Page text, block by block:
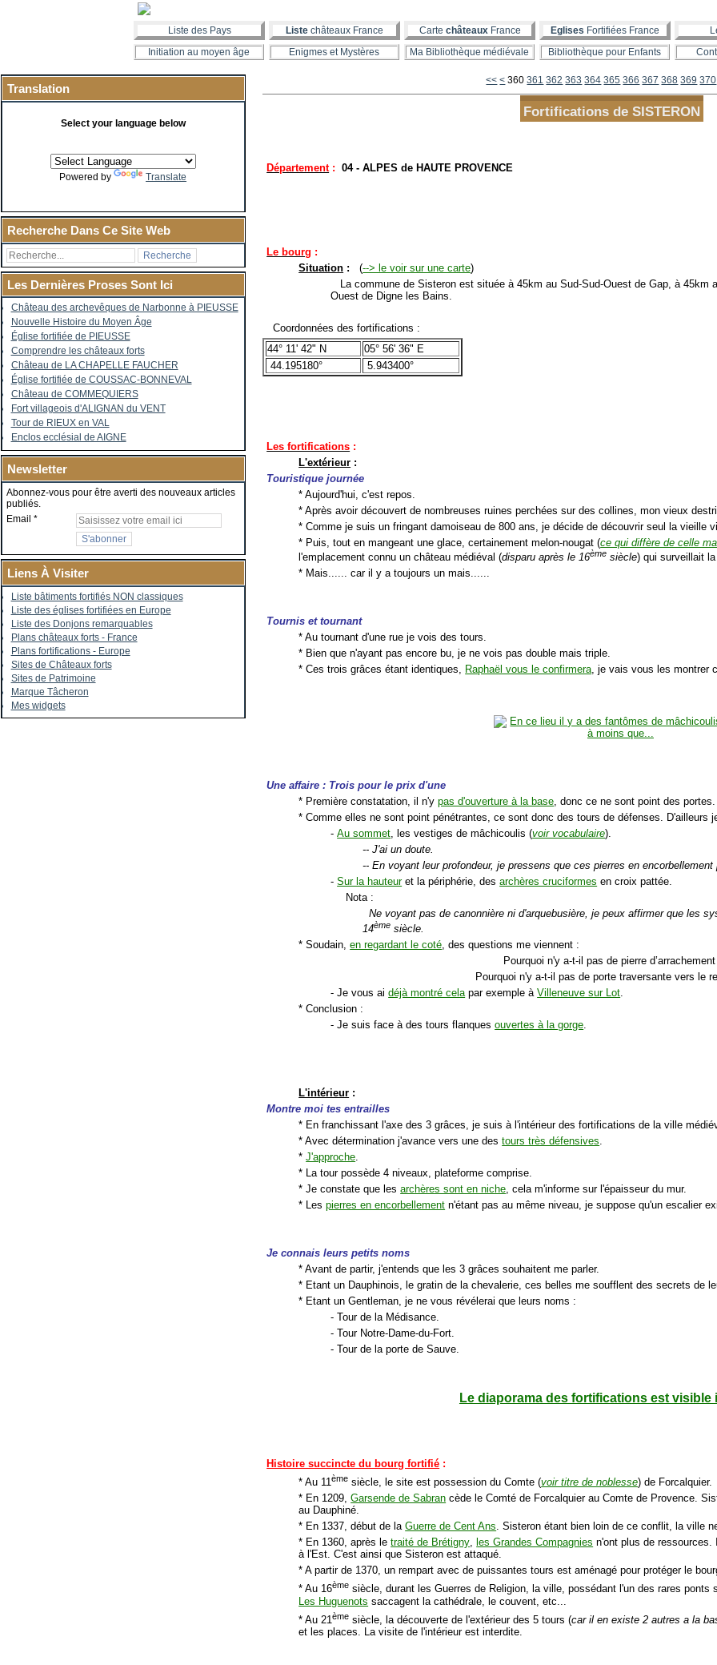
Liste des Pays Liste châteaux France Carte châteauxFrance Eglises Fortifiées France
Initiation au moyen âge
Enigmes et Mystères Ma Bibliothèque médiévale Bibliothèque pour Enfants
Translation
Select your language below
Powered by Translate
Recherche Dans Ce Site Web
Les Dernières Proses Sont Ici
Château des archevêques de Narbonne à PIEUSSE
Nouvelle Histoire du Moyen Âge
Église fortifiée de PIEUSSE
Comprendre les châteaux forts
Château de LA CHAPELLE FAUCHER
Église fortifiée de COUSSAC-BONNEVAL
Château de COMMEQUIERS
Fort villageois d'ALIGNAN du VENT
Tour de RIEUX en VAL
Enclos ecclésial de AIGNE
Newsletter
Abonnez-vous pour être averti des nouveaux articles
publiés.
Email
Liens À Visiter
Liste bâtiments fortifiés NON classiques
Liste des églises fortifiées en Europe
Liste des Donjons remarquables
Plans châteaux forts - France
Plans fortifications - Europe
Sites de Châteaux forts
Sites de Patrimoine
Marque Tâcheron
Mes widgets
<< < 300
310
320
330
340
350
360 361 362 363 364 365 366 367 368 369 370
Fortifications de SISTERON
Département : 04 - ALPES de HAUTE PROVENCE
Le bourg :
Situation : (--> le voir sur une carte)
La commune de Sisteron est située à 45km au Sud-Sud-Ouest de Gap, à 45km
Ouest de Digne les Bains.
Coordonnées des fortifications :
44° 11' 42" N
05° 56' 36" E
44.195180°
5.943400°
Les fortifications :
L'extérieur :
Touristique journée
* Aujourd'hui, c'est repos.
* Après avoir découvert de nombreuses ruines perchées sur des collines, mon vieux
* Comme je suis un fringant damoiseau de 800 ans, je décide de découvrir seul la vieille
* Puis, tout en mangeant une glace, certainement melon-nougat (ce qui diffère de celle
l'emplacement connu un château médiéval (disparu après le 16ème siècle) qui surveillait
* Mais...... car il y a toujours un mais......
Tournis et tournant
* Au tournant d'une rue je vois des tours.
* Bien que n'ayant pas encore bu, je ne vois pas double mais triple.
* Ces trois grâces étant identiques, Raphaël vous le confirmera, je vais vous les montrer
Une affaire : Trois pour le prix d'une
* Première constatation, il n'ypas d'ouverture à la base, donc ce ne sont point des portes.
* Comme elles ne sont point pénétrantes, ce sont donc des tours de défenses. D'ailleurs
-Au sommet, les vestiges de mâchicoulis (voir vocabulaire).
-- J'ai un doute.
-- En voyant leur profondeur, je pressens que ces pierres en
-Sur la hauteuret la périphérie, desarchères cruciformes en croix pattée.
Nota :
Ne voyant pas de canonnière ni d'arquebusière, je peux affirmer que les
14ème siècle.
* Soudain,en regardant le coté , des questions me viennent :
Pourquoi n'y a-t-il pas de pierre
Pourquoi n'y a-t-il pas de porte traversante vers le
- Je vous aidéjà montré cela par exemple àVilleneuve sur Lot
* Conclusion :
- Je suis face à des tours flanquesouvertes à la gorge
L'intérieur :
Montre moi tes entrailles
* En franchissant l'axe des 3 grâces, je suis à l'intérieur des fortifications de la ville
* Avec détermination j'avance vers une destours très défensives
*J'approche
* La tour possède 4 niveaux, plateforme comprise.
* Je constate que lesarchères sont en niche , cela m'informe sur l'épaisseur du mur.
* Lespierres en encorbellement n'étant pas au même niveau, je suppose qu'un escalier
Je connais leurs petits noms
* Avant de partir, j'entends que les 3 grâces souhaitent me parler.
* Etant un Dauphinois, le gratin de la chevalerie, ces belles me soufflent des secrets de
* Etant un Gentleman, je ne vous révélerai que leurs noms :
- Tour de la Médisance.
- Tour Notre-Dame-du-Fort.
- Tour de la porte de Sauve.
Le diaporama des fortifications est visible
Histoire succincte du bourg fortifié :
* Au 11ème siècle, le site est possession du Comte (voir titre de noblesse) de Forcalquier.
* En 1209,Garsende de Sabran cède le Comté de Forcalquier au Comte de Provence.
au Dauphiné.
* En 1337, début de laGuerre de Cent Ans. Sisteron étant bien loin de ce conflit, la ville
* En 1360, après letraité de Brétigny, les Grandes Compagnies n'ont plus de ressources.
à l'Est. C'est ainsi que Sisteron est attaqué.
* A partir de 1370, un rempart avec de puissantes tours est aménagé pour protéger le
* Au 16ème siècle, durant les Guerres de Religion, la ville, possédant l'un des rares
Les Huguenots saccagent la cathédrale, le couvent, etc...
* Au 21ème siècle, la découverte de l'extérieur des 5 tours (car il en existe 2 autres a la
et les places. La visite de l'intérieur est interdite.